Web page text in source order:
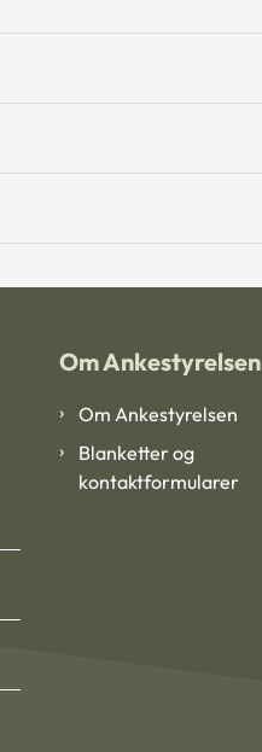
Om Ankestyrelsen
Om Ankestyrelsen
Blanketter og
kontaktformularer